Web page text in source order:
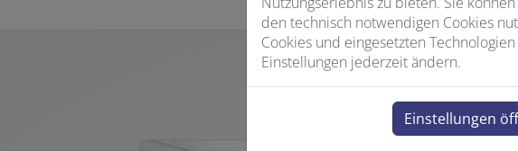
Hier
den technisch notwendigen Cookies
Cookies und eingesetzten
Einstellungen jederzeit ändern.
Einstellungen